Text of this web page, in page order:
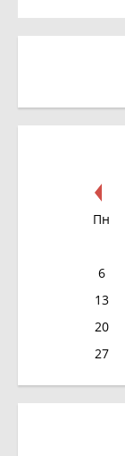
Пн
6
13
20
27